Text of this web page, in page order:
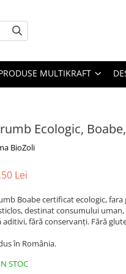
MULTIKRAFT
Ecologic,
BioZoli
Lei
Boabe certificat ecologic, fara
destinat consumului
aditivi, fără conservanți. Fără
în România.
STOC